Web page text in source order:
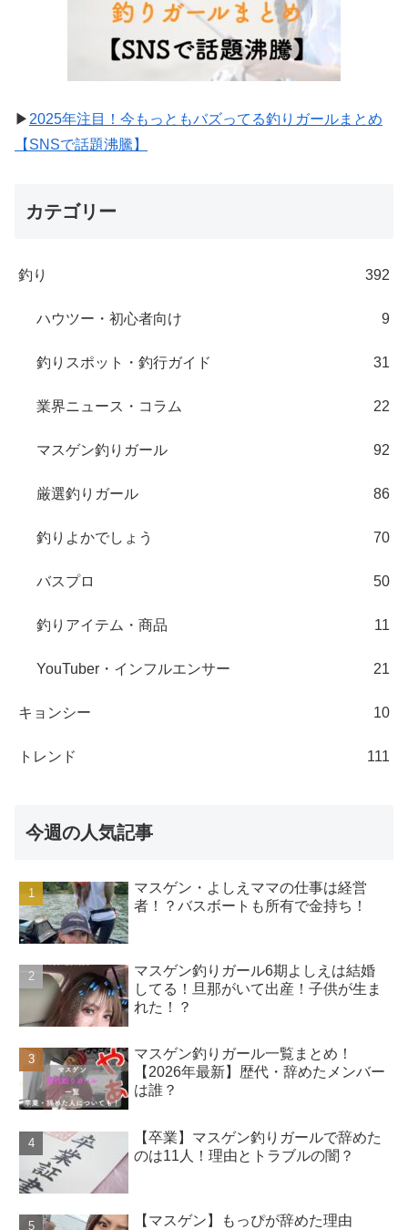
▶ 2025年注目！今もっともバズってる釣りガールまとめ
【SNSで話題沸騰】
カテゴリー
釣り 392
ハウツー・初心者向け 9
釣りスポット・釣行ガイド 31
業界ニュース・コラム 22
マスゲン釣りガール 92
厳選釣りガール 86
釣りよかでしょう 70
バスプロ 50
釣りアイテム・商品 11
YouTuber・インフルエンサー 21
キョンシー 10
トレンド 111
今週の人気記事
マスゲン・よしえママの仕事は経営
者！？バスボートも所有で金持ち！
マスゲン釣りガール6期よしえは結婚
してる！旦那がいて出産！子供が生ま
れた！？
マスゲン釣りガール一覧まとめ！
【2026年最新】歴代・辞めたメンバー
は誰？
【卒業】マスゲン釣りガールで辞めた
のは11人！理由とトラブルの闇？
【マスゲン】もっぴが辞めた理由